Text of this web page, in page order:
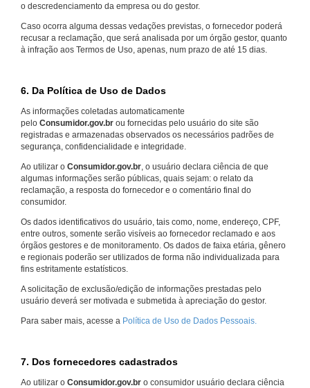
o descredenciamento da empresa ou do gestor.
Caso ocorra alguma dessas vedações previstas, o fornecedor poderá
recusar a reclamação, que será analisada por um órgão gestor, quanto
à infração aos Termos de Uso, apenas, num prazo de até 15 dias.
6. Da Política de Uso de Dados
As informações coletadas automaticamente
pelo Consumidor.gov.br ou fornecidas pelo usuário do site são
registradas e armazenadas observados os necessários padrões de
segurança, confidencialidade e integridade.
Ao utilizar o Consumidor.gov.br , o usuário declara ciência de que
algumas informações serão públicas, quais sejam: o relato da
reclamação, a resposta do fornecedor e o comentário final do
consumidor.
Os dados identificativos do usuário, tais como, nome, endereço, CPF,
entre outros, somente serão visíveis ao fornecedor reclamado e aos
órgãos gestores e de monitoramento. Os dados de faixa etária, gênero
e regionais poderão ser utilizados de forma não individualizada para
fins estritamente estatísticos.
A solicitação de exclusão/edição de informações prestadas pelo
usuário deverá ser motivada e submetida à apreciação do gestor.
Para saber mais, acesse a Política de Uso de Dados Pessoais.
7. Dos fornecedores cadastrados
Ao utilizar o Consumidor.gov.br o consumidor usuário declara ciência